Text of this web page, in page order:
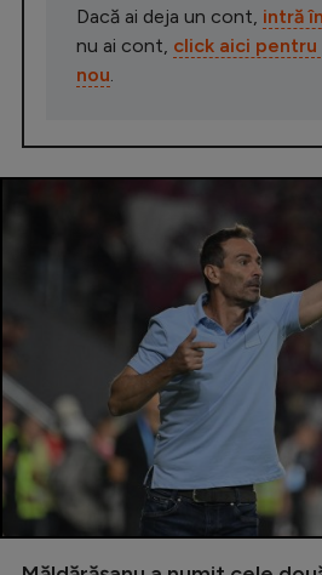
Dacă ai deja un cont, intră
nu ai cont, click aici pentru
nou